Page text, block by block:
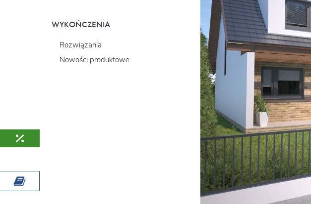
WYKOŃCZENIA
Rozwiązania
Nowości produktowe